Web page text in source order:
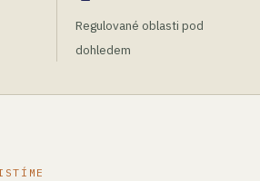
Regulované oblasti pod
dohledem